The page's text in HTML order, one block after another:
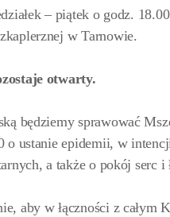
– piątek o godz.
w Tarnowie.
otwarty.
będziemy sprawować
o ustanie epidemii, w
a także o pokój serc i
aby w łączności z